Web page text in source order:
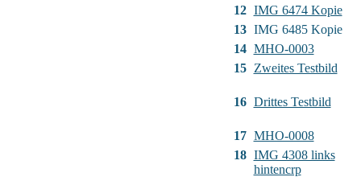
12 IMG 6474 Kopie
13 IMG 6485 Kopie
14 MHO-0003
15 Zweites Testbild
16 Drittes Testbild
17 MHO-0008
18 IMG 4308 links
hintencrp